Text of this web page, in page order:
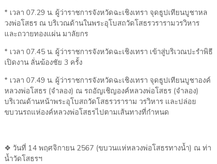
* เวลา 07.29 น. ผู้ว่าราชการจังหวัดฉะเชิงเทรา จุดธูปเทียนบูชาหล
วงพ่อโสธร ณ บริเวณด้านในพระอุโบสถวัดโสธรวรารามวรวิหาร
และถวายทองแผ่น มาลัยกร
* เวลา 07.45 น. ผู้ว่าราชการจังหวัดฉะเชิงเทรา เข้าสู่บริเวณปะรำพิธี
เปิดงาน ลั่นฆ้องชัย 3 ครั้ง
* เวลา 07.49 น. ผู้ว่าราชการจังหวัดฉะเชิงเทรา จุดธูปเทียนบูชาองค์
หลวงพ่อโสธร (จำลอง) ณ รถอัญเชิญองค์หลวงพ่อโสธร (จำลอง)
บริเวณด้านหน้าพระอุโบสถวัดโสธรวราราม วรวิหาร และปล่อย
ขบวนรถแห่องค์หลวงพ่อโสธรไปตามเส้นทางที่กำหนด
❖ วันที่ 14 พฤศจิกายน 2567 (ขบวนแห่หลวงพ่อโสธรทางน้ำ) ณ ท่า
น้ำวัดโสธรฯ